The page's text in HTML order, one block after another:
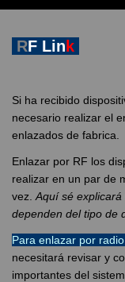
RF Lin k
Si ha recibido
necesario realizar el
enlazados de fabrica.
Enlazar por RF los
realizar en un par de
vez. Aquí sé
dependen del tipo de
Para enlazar por
necesitará revisar y
importantes del